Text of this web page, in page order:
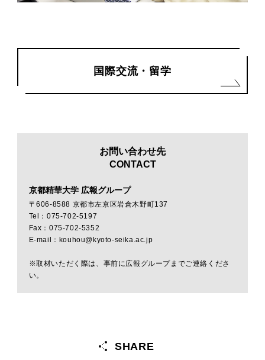
国際交流・留学
お問い合わせ先
CONTACT
京都精華大学 広報グループ
〒606-8588 京都市左京区岩倉木野町137
Tel：075-702-5197
Fax：075-702-5352
E-mail：kouhou@kyoto-seika.ac.jp
※取材いただく際は、事前に広報グループまでご連絡くださ
い。
SHARE